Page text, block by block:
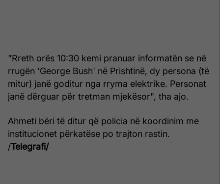
"Rreth orës 10:30 kemi pranuar informatën se në
rrugën 'George Bush' në Prishtinë, dy persona (të
mitur) janë goditur nga rryma elektrike. Personat
janë dërguar për tretman mjekësor", tha ajo.
Ahmeti bëri të ditur që policia në koordinim me
institucionet përkatëse po trajton rastin.
/Telegrafi/